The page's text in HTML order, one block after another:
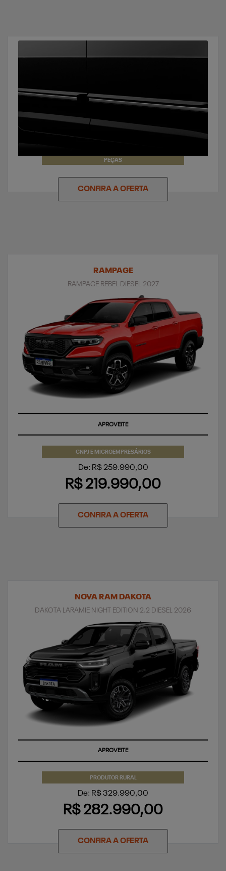
PEÇAS
CONFIRA A OFERTA
RAMPAGE
RAMPAGE REBEL DIESEL 2027
SUPERVALORIZAÇÃO DO SEU SEMINOVO
CNPJ E MICROEMPRESÁRIOS
De: R$ 259.990,00
R$ 219.990,00
CONFIRA A OFERTA
NOVA RAM DAKOTA
DAKOTA LARAMIE NIGHT EDITION 2.2 DIESEL 2026
APROVEITE
PRODUTOR RURAL
De: R$ 329.990,00
R$ 282.990,00
CONFIRA A OFERTA